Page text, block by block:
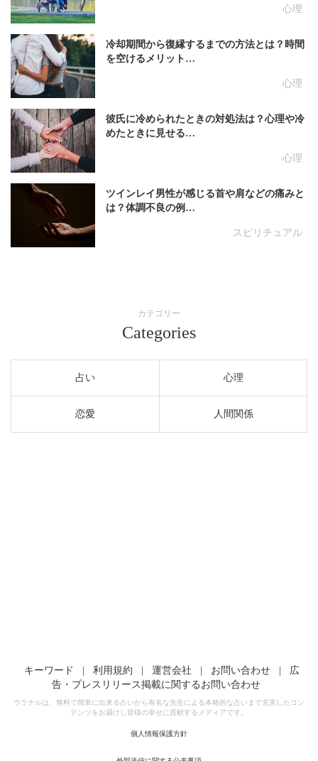
心理
心理
冷却期間から復縁するまでの方法とは？時間
を空けるメリット…
心理
彼氏に冷められたときの対処法は？心理や冷
めたときに見せる…
スピリチュアル
ツインレイ男性が感じる首や肩などの痛みと
は？体調不良の例…
カテゴリー
Categories
占い 心理
恋愛 人間関係
キーワード | 利用規約 | 運営会社 | お問い合わせ |
広
告・プレスリリース掲載に関するお問い合わせ
ウラナルは、無料で簡単に出来る占いから有名な先生による本格的な占いまで充実したコン
テンツをお届けし皆様の幸せに貢献するメディアです。
個人情報保護方針